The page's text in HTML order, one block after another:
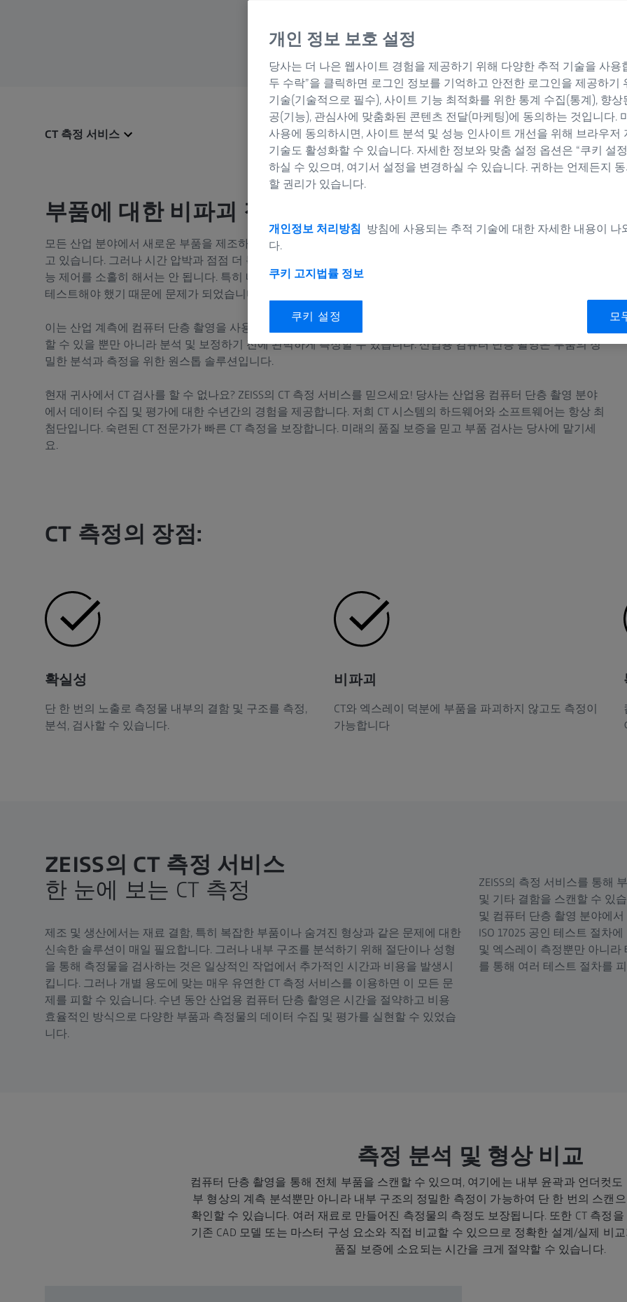
CT 측정 서비스
부품에 대한 비파괴 정밀 검사
모든 산업 분야에서 새로운 부품을 제조하는 시간은 점점 더 짧아지고 있으며, 제조업체는 점점 더 많은 압박을 받
고 있습니다. 그러나 시간 압박과 점점 더 복잡해지는 구성 요소에도 불구하고 제품 개발 과정에서 품질 보증과 기
능 제어를 소홀히 해서는 안 됩니다. 특히 내부 구조물 검사는 최근까지도 정밀한 측정을 위해 부품을 파괴적으로
테스트해야 했기 때문에 문제가 되었습니다.
이는 산업 계측에 컴퓨터 단층 촬영을 사용하면서 변화했습니다. 이 기술을 사용하면 측정물을 비파괴적으로 측정
할 수 있을 뿐만 아니라 분석 및 보정하기 전에 완벽하게 측정할 수 있습니다. 산업용 컴퓨터 단층 촬영은 부품의 정
밀한 분석과 측정을 위한 원스톱 솔루션입니다.
현재 귀사에서 CT 검사를 할 수 없나요? ZEISS의 CT 측정 서비스를 믿으세요! 당사는 산업용 컴퓨터 단층 촬영 분야
에서 데이터 수집 및 평가에 대한 수년간의 경험을 제공합니다. 저희 CT 시스템의 하드웨어와 소프트웨어는 항상 최
첨단입니다. 숙련된 CT 전문가가 빠른 CT 측정을 보장합니다. 미래의 품질 보증을 믿고 부품 검사는 당사에 맡기세
요.
CT 측정의 장점:
확실성
단 한 번의 노출로 측정물 내부의 결함 및 구조를 측정,
분석, 검사할 수 있습니다.
비파괴
CT와 엑스레이 덕분에 부품을 파괴하지 않고도 측정이
가능합니다
ZEISS의 CT 측정 서비스
한 눈에 보는 CT 측정
제조 및 생산에서는 재료 결함, 특히 복잡한 부품이나 숨겨진 형상과 같은 문제에 대한
신속한 솔루션이 매일 필요합니다. 그러나 내부 구조를 분석하기 위해 절단이나 성형
을 통해 측정물을 검사하는 것은 일상적인 작업에서 추가적인 시간과 비용을 발생시
킵니다. 그러나 개별 용도에 맞는 매우 유연한 CT 측정 서비스를 이용하면 이 모든 문
제를 피할 수 있습니다. 수년 동안 산업용 컴퓨터 단층 촬영은 시간을 절약하고 비용
효율적인 방식으로 다양한 부품과 측정물의 데이터 수집 및 평가를 실현할 수 있었습
니다.
ZEISS의 측정 서비스를 통해
및 기타 결함을 스캔할 수 있
및 컴퓨터 단층 촬영 분야에
ISO 17025 공인 테스트 절차
및 엑스레이 측정뿐만 아니
를 통해 여러 테스트 절차를
측정 분석 및 형상 비교
컴퓨터 단층 촬영을 통해 전체 부품을 스캔할 수 있으며, 여기에는 내부 윤곽과 언더컷
부 형상의 계측 분석뿐만 아니라 내부 구조의 정밀한 측정이 가능하여 단 한 번의 스캔
확인할 수 있습니다. 여러 재료로 만들어진 측정물의 측정도 보장됩니다. 또한 CT 측정
기존 CAD 모델 또는 마스터 구성 요소와 직접 비교할 수 있으므로 정확한 설계/실제 비
품질 보증에 소요되는 시간을 크게 절약할 수 있습니다.
개인 정보 보호 설정
당사는 더 나은 웹사이트 경험을 제공하기 위해 다양한 추적 기술을 사용
두 수락”을 클릭하면 로그인 정보를 기억하고 안전한 로그인을 제공하기
기술(기술적으로 필수), 사이트 기능 최적화를 위한 통계 수집(통계), 향상
공(기능), 관심사에 맞춤화된 콘텐츠 전달(마케팅)에 동의하는 것입니다.
사용에 동의하시면, 사이트 분석 및 성능 인사이트 개선을 위해 브라우저
기술도 활성화할 수 있습니다. 자세한 정보와 맞춤 설정 옵션은 “쿠키 설
하실 수 있으며, 여기서 설정을 변경하실 수 있습니다. 귀하는 언제든지
할 권리가 있습니다.
개인정보 처리방침 방침에 사용되는 추적 기술에 대한 자세한 내용이 나
다.
쿠키 고지법률 정보
쿠키 설정 모